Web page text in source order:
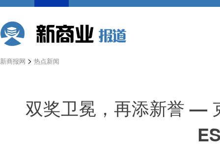
新商报网 > 热点新闻
双奖卫冕，再添新誉 —